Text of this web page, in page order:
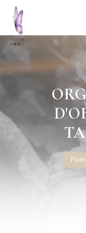
ORGANISATION
Panneau de gestion